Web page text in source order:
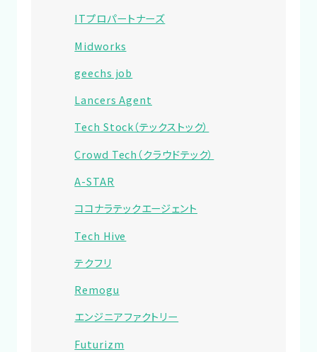
ITプロパートナーズ
Midworks
geechs job
Lancers Agent
Tech Stock（テックストック）
Crowd Tech（クラウドテック）
A-STAR
ココナラテックエージェント
Tech Hive
テクフリ
Remogu
エンジニアファクトリー
Futurizm